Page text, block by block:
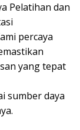
Pelatihan dan
percaya
yang tepat
sumber daya